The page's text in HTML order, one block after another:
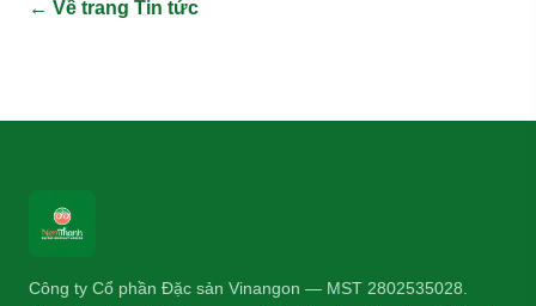
← Về trang Tin tức
Công ty Cổ phần Đặc sản Vinangon — MST 2802535028.